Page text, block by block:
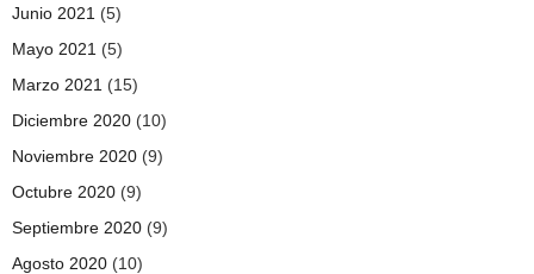
Junio 2021 (5)
Mayo 2021 (5)
Marzo 2021 (15)
Diciembre 2020 (10)
Noviembre 2020 (9)
Octubre 2020 (9)
Septiembre 2020 (9)
Agosto 2020 (10)